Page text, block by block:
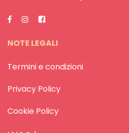
NOTE LEGALI
Termini e condizioni
Privacy Policy
Cookie Policy